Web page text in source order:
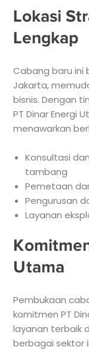
Lokasi
Lengkap
Cabang baru ini
Jakarta,
bisnis. Dengan
PT Dinar Energi
menawarkan
Konsultasi
tambang
Pemetaan
Pengurusan
Layanan
Utama
Pembukaan
komitmen PT
layanan terbaik
berbagai sektor